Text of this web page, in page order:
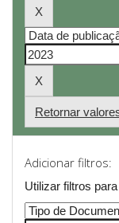
Retornar
Adicionar filtros:
Utilizar filtros